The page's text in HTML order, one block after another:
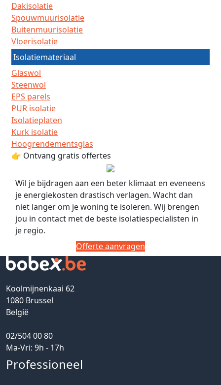
Dakisolatie
Spouwmuurisolatie
Buitenmuurisolatie
Vloerisolatie
Isolatiemateriaal
Glaswol
Steenwol
EPS parels
PUR isolatie
Isolatieplaten
Kurk isolatie
Hoogrendementsglas
👉 Ontvang gratis offertes
Wil je bijdragen aan een beter klimaat en eveneens
je energiekosten drastisch verlagen. Wacht dan
niet langer om je woning te isoleren. Wij brengen
jou in contact met de beste isolatiespecialisten in
je regio.
Offerte aanvragen
Koolmijnenkaai 62
1080 Brussel
België
02/504 00 80
Ma-Vri: 9h - 17h
Professioneel